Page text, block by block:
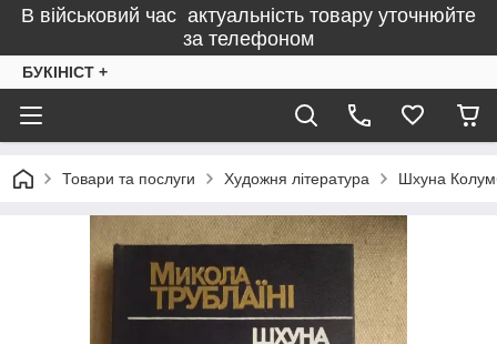
В військовий час актуальність товару уточнюйте
за телефоном
БУКІНІСТ +
Товари та послуги Художня література Шхуна